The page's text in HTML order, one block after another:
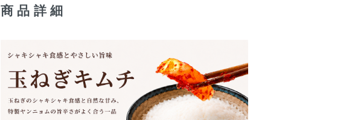
商品詳細